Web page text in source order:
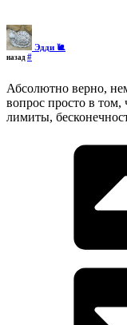
Эдди 🐌
назад #
Абсолютно верно,
вопрос просто в том,
лимиты,